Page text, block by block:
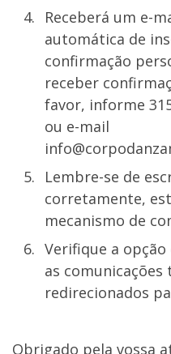
Receberá um e-
automática de
confirmação
receber
favor, informe
ou e-mail
Lembre-se de
corretamente,
mecanismo de
Verifique a opção
as comunicações
redirecionados
Obrigado pela vossa